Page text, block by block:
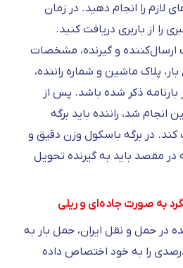
لازم را انجام دهید. در زمان
را از باربری دریافت کنید.
و گیرنده، مشخصات
پلاک ماشین و شماره راننده،
بارنامه ذکر شده باشد. پس از
انجام شد، راننده باید برگه
کند. در برگه باسکول وزن دقیق و
در مقصد باید به گیرنده تحویل
به صورت جاده‌ای و ریلی
در حمل و نقل ایران، حمل بار به
جاده‌ای سهم ۹۰ درصدی را به خود اختصاص داده